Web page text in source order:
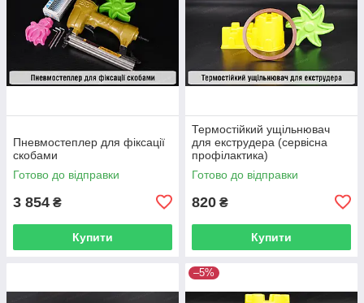
Пневмостеплер для фіксації
скобами
Готово до відправки
3 854 ₴
Купити
Термостійкий ущільнювач
для екструдера (сервісна
профілактика)
Готово до відправки
820 ₴
Купити
–5%